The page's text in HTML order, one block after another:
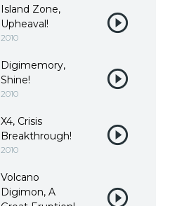
Island Zone,
Upheaval!
2010
Digimemory,
Shine!
2010
X4, Crisis
Breakthrough!
2010
Volcano
Digimon, A